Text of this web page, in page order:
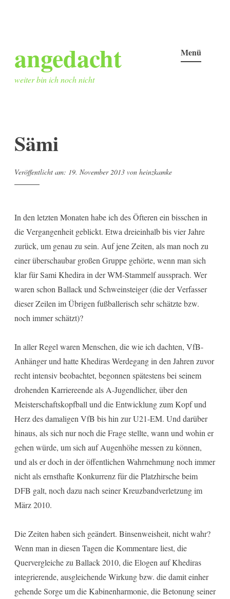
springen
angedacht
weiter bin ich noch nicht
Menü
Sämi
Veröffentlicht am: 19. November 2013 von heinzkamke
In den letzten Monaten habe ich des Öfteren ein bisschen in
die Vergangenheit geblickt. Etwa dreieinhalb bis vier Jahre
zurück, um genau zu sein. Auf jene Zeiten, als man noch zu
einer überschaubar großen Gruppe gehörte, wenn man sich
klar für Sami Khedira in der WM-Stammelf aussprach. Wer
waren schon Ballack und Schweinsteiger (die der Verfasser
dieser Zeilen im Übrigen fußballerisch sehr schätzte bzw.
noch immer schätzt)?
In aller Regel waren Menschen, die wie ich dachten, VfB-
Anhänger und hatte Khediras Werdegang in den Jahren zuvor
recht intensiv beobachtet, begonnen spätestens bei seinem
drohenden Karriereende als A-Jugendlicher, über den
Meisterschaftskopfball und die Entwicklung zum Kopf und
Herz des damaligen VfB bis hin zur U21-EM. Und darüber
hinaus, als sich nur noch die Frage stellte, wann und wohin er
gehen würde, um sich auf Augenhöhe messen zu können,
und als er doch in der öffentlichen Wahrnehmung noch immer
nicht als ernsthafte Konkurrenz für die Platzhirsche beim
DFB galt, noch dazu nach seiner Kreuzbandverletzung im
März 2010.
Die Zeiten haben sich geändert. Binsenweisheit, nicht wahr?
Wenn man in diesen Tagen die Kommentare liest, die
Quervergleiche zu Ballack 2010, die Elogen auf Khediras
integrierende, ausgleichende Wirkung bzw. die damit einher
gehende Sorge um die Kabinenharmonie, die Betonung seiner